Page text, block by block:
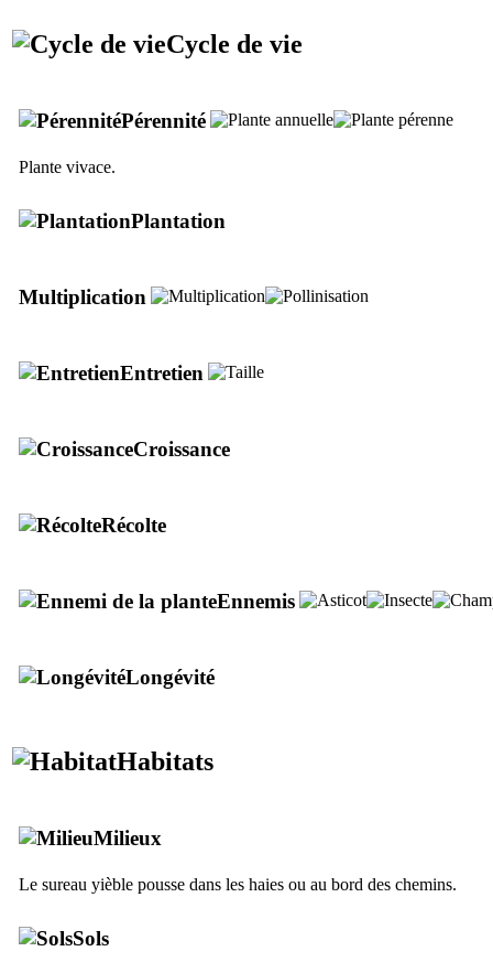
Cycle de vie
Pérennité
Plante vivace.
Plantation
Multiplication
Entretien
Croissance
Récolte
Ennemis
Longévité
Habitats
Milieux
Le sureau yièble pousse dans les haies ou au bord des chemins.
Sols